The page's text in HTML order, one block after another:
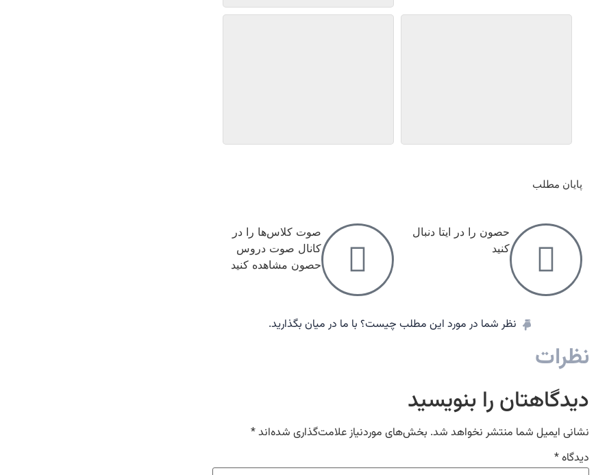
پایان مطلب
حصون را در ایتا دنبال
کنید
صوت کلاس‌ها را در
کانال صوت دروس
حصون مشاهده کنید
نظر شما در مورد این مطلب چیست؟ با ما در میان بگذارید.
نظرات
دیدگاهتان را بنویسید
نشانی ایمیل شما منتشر نخواهد شد. بخش‌های موردنیاز علامت‌گذاری شده‌اند*
دیدگاه*